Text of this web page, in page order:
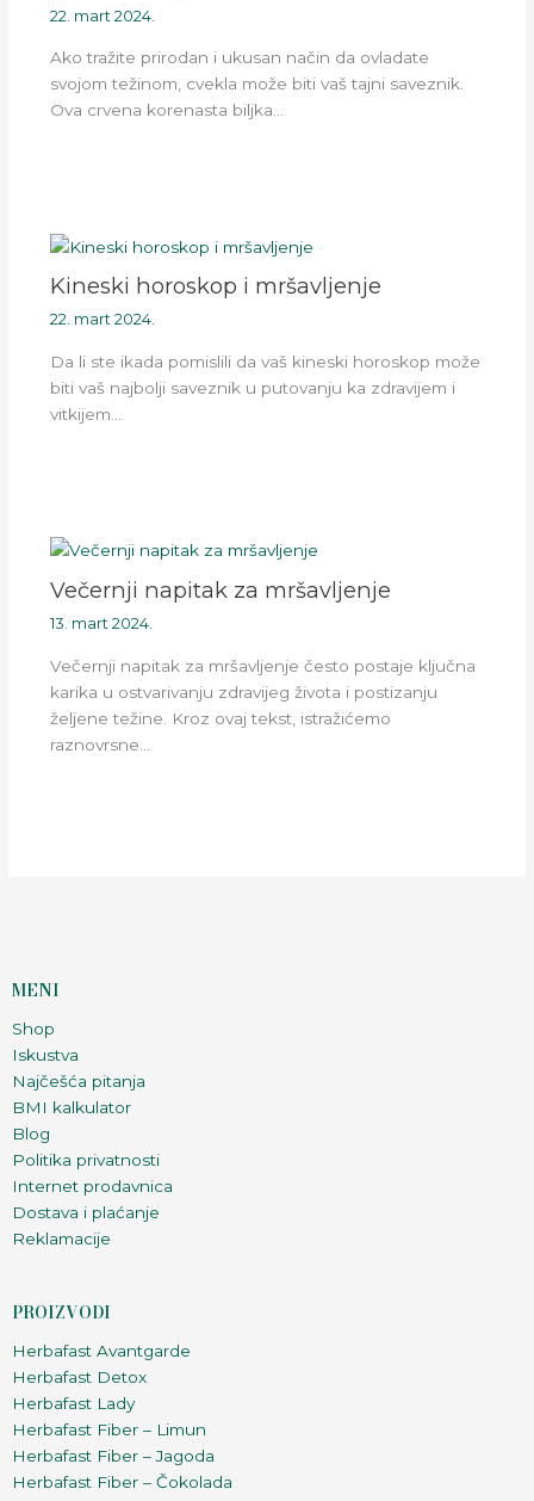
22. mart 2024.
Ako tražite prirodan i ukusan način da ovladate
svojom težinom, cvekla može biti vaš tajni saveznik.
Ova crvena korenasta biljka…
Kineski horoskop i mršavljenje
22. mart 2024.
Da li ste ikada pomislili da vaš kineski horoskop može
biti vaš najbolji saveznik u putovanju ka zdravijem i
vitkijem…
Večernji napitak za mršavljenje
13. mart 2024.
Večernji napitak za mršavljenje često postaje ključna
karika u ostvarivanju zdravijeg života i postizanju
željene težine. Kroz ovaj tekst, istražićemo
raznovrsne…
MENI
Shop
Iskustva
Najčešća pitanja
BMI kalkulator
Blog
Politika privatnosti
Internet prodavnica
Dostava i plaćanje
Reklamacije
PROIZVODI
Herbafast Avantgarde
Herbafast Detox
Herbafast Lady
Herbafast Fiber – Limun
Herbafast Fiber – Jagoda
Herbafast Fiber – Čokolada